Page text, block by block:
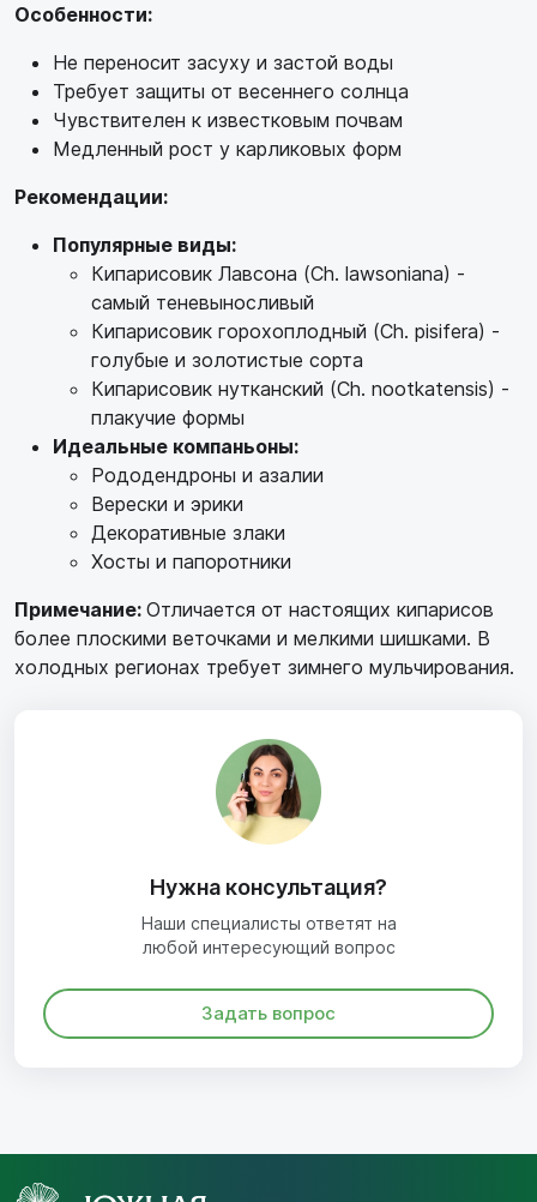
Особенности:
Не переносит засуху и застой воды
Требует защиты от весеннего солнца
Чувствителен к известковым почвам
Медленный рост у карликовых форм
Рекомендации:
Популярные виды:
Кипарисовик Лавсона (Ch. lawsoniana) -
самый теневыносливый
Кипарисовик горохоплодный (Ch. pisifera) -
голубые и золотистые сорта
Кипарисовик нутканский (Ch. nootkatensis) -
плакучие формы
Идеальные компаньоны:
Рододендроны и азалии
Верески и эрики
Декоративные злаки
Хосты и папоротники
Примечание: Отличается от настоящих кипарисов
более плоскими веточками и мелкими шишками. В
холодных регионах требует зимнего мульчирования.
Нужна консультация?
Наши специалисты ответят на
любой интересующий вопрос
Задать вопрос